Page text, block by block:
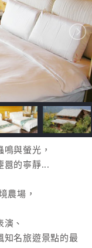
與螢光，
囂的寧靜...
農場，
、
知名旅遊景點的最